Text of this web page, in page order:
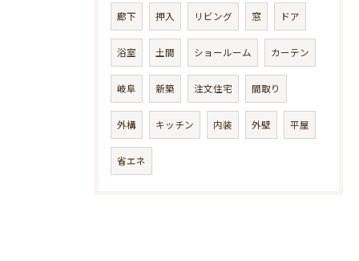
廊下 押入 リビング 窓 ドア
浴室 土間 ショールーム カーテン
岐阜 新築 注文住宅 間取り
外構 キッチン 内装 外壁 平屋
省エネ